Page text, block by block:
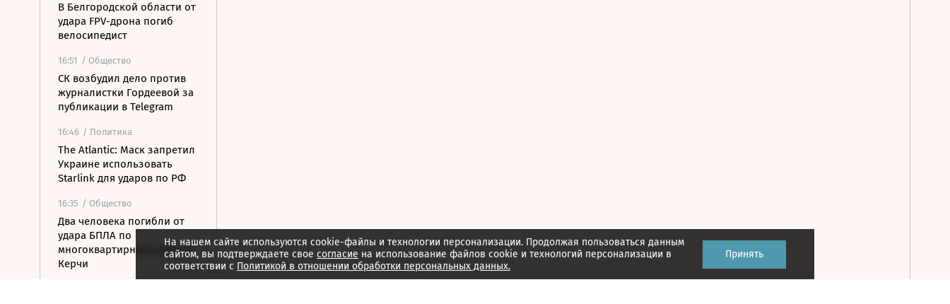
В Белгородской области от
удара FPV-дрона погиб
велосипедист
16:51 / Общество
СК возбудил дело против
журналистки Гордеевой за
публикации в Telegram
16:46 / Политика
The Atlantic: Маск запретил
Украине использовать
Starlink для ударов по РФ
16:35 / Общество
Два человека погибли от
удара БПЛА по
многоквартирному дому в
Керчи
На нашем сайте используются cookie-файлы и технологии персонализации. Продолжая пользоваться данным
сайтом, вы подтверждаете свое согласие на использование файлов cookie и технологий персонализации в
соответствии с Политикой в отношении обработки персональных данных.
Принять